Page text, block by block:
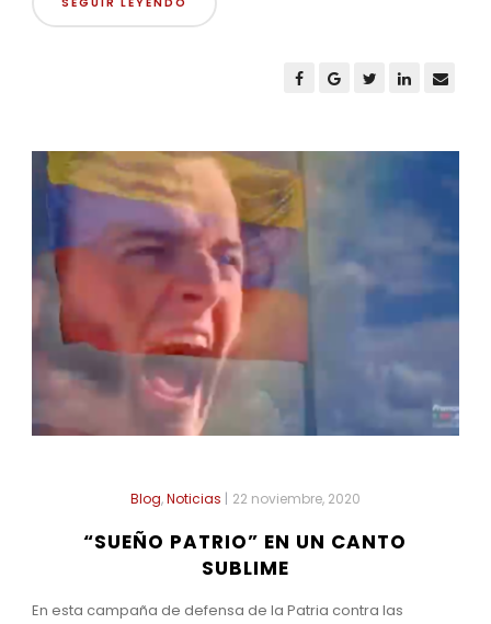
Blog,Noticias 22 noviembre, 2020
“SUEÑO PATRIO” EN UN CANTO
SUBLIME
En esta campaña de defensa de la Patria contra las